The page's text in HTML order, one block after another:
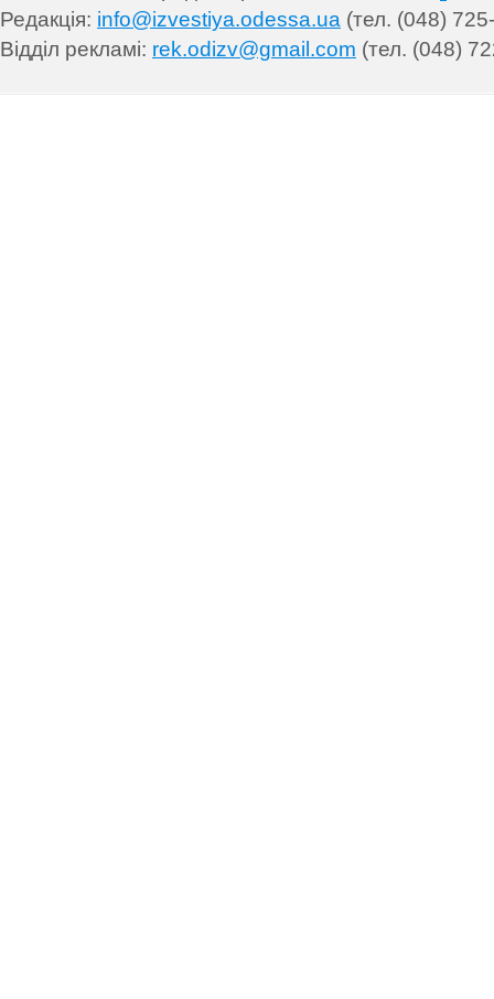
Редакція: info@izvestiya.odessa.ua (тел. (048)
Відділ рекламі: rek.odizv@gmail.com (тел. (048)